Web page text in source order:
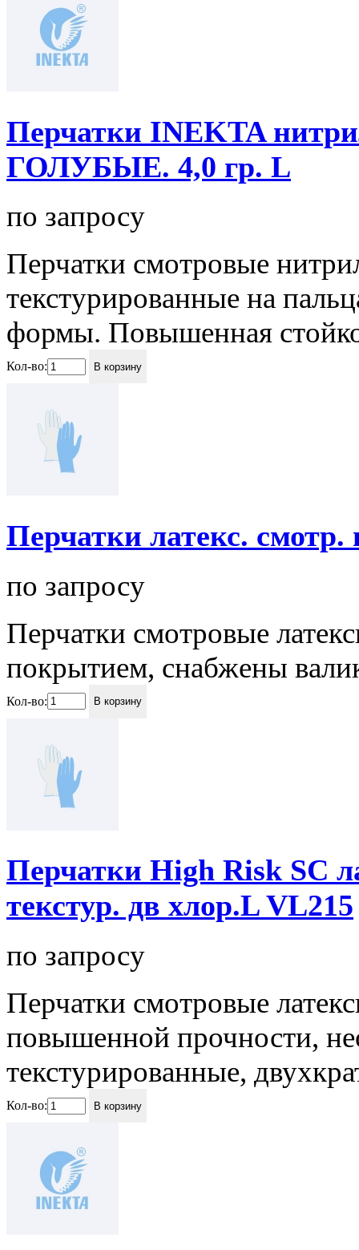
Перчатки INEKTA
ГОЛУБЫЕ. 4,0 гр. L
по запросу
Перчатки смотровые
текстурированные на
формы. Повышенная
Кол-во: В корзину
Перчатки латекс. смотр.
по запросу
Перчатки смотровые
покрытием, снабжены
Кол-во: В корзину
Перчатки High Risk SC
текстур. дв хлор.L VL215
по запросу
Перчатки смотровые
повышенной прочности,
текстурированные,
Кол-во: В корзину